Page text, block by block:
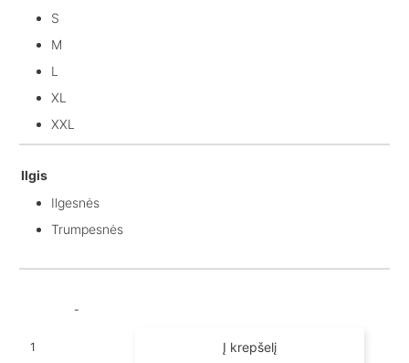
S
M
L
XL
XXL
Ilgis
Ilgesnės
Trumpesnės
Į krepšelį